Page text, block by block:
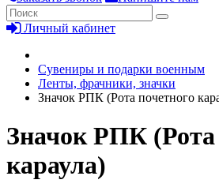
Личный кабинет
Сувениры и подарки военным
Ленты, фрачники, значки
Значок РПК (Рота почетного
Значок РПК (Рота
караула)